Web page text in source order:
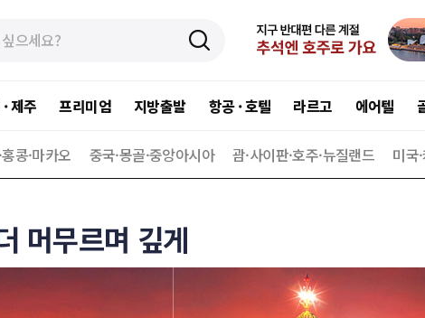
제주 프리미엄 지방출발 항공 · 호텔 라르고 에어텔
콩·마카오 중국·몽골·중앙아시아 괌·사이판·호주·뉴질랜드 미국
머무르며 깊게